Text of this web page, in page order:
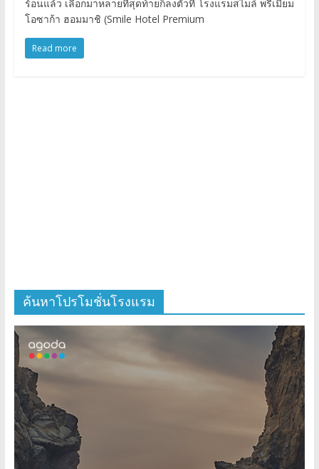
ร้อนแล้ว เลือกมาหลายที่สุดท้ายก็ลงตัวที่ โรงแรมสไมล์ พรีเมียม
โอซาก้า ฮอมมาชิ (Smile Hotel Premium
Read more
ค้นหาโปรโมชั่นโรงแรม